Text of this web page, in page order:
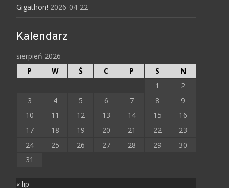
Gigathon! 2026-04-22
Kalendarz
sierpień 2026
P
W Ś C P S
N
1
2
3
4 5 6 7 8
9
10
11 12 13 14 15
16
17
18 19 20 21 22
23
24
25 26 27 28 29
30
31
« lip